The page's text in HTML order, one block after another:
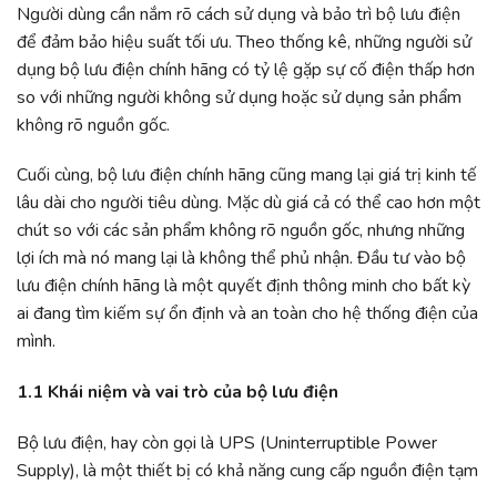
Người dùng cần nắm rõ cách sử dụng và bảo trì bộ lưu điện
để đảm bảo hiệu suất tối ưu. Theo thống kê, những người sử
dụng bộ lưu điện chính hãng có tỷ lệ gặp sự cố điện thấp hơn
so với những người không sử dụng hoặc sử dụng sản phẩm
không rõ nguồn gốc.
Cuối cùng, bộ lưu điện chính hãng cũng mang lại giá trị kinh tế
lâu dài cho người tiêu dùng. Mặc dù giá cả có thể cao hơn một
chút so với các sản phẩm không rõ nguồn gốc, nhưng những
lợi ích mà nó mang lại là không thể phủ nhận. Đầu tư vào bộ
lưu điện chính hãng là một quyết định thông minh cho bất kỳ
ai đang tìm kiếm sự ổn định và an toàn cho hệ thống điện của
mình.
1.1 Khái niệm và vai trò của bộ lưu điện
Bộ lưu điện, hay còn gọi là UPS (Uninterruptible Power
Supply), là một thiết bị có khả năng cung cấp nguồn điện tạm